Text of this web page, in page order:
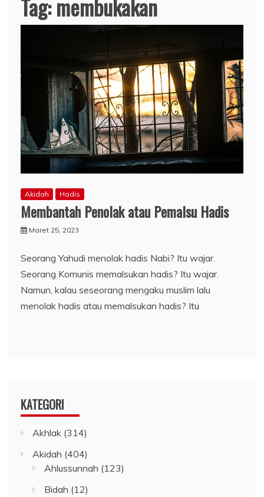
Tag:membukakan
Akidah Hadis
Membantah Penolak atau Pemalsu Hadis
Maret 25, 2023
Seorang Yahudi menolak hadis Nabi? Itu wajar.
Seorang Komunis memalsukan hadis? Itu wajar.
Namun, kalau seseorang mengaku muslim lalu
menolak hadis atau memalsukan hadis? Itu
KATEGORI
Akhlak (314)
Akidah (404)
Ahlussunnah (123)
Bidah (12)